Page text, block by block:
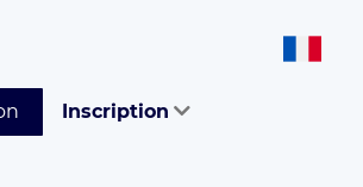
Inscription